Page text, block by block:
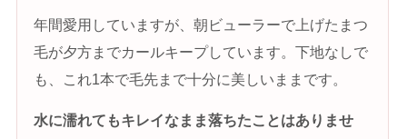
年間愛用していますが、朝ビューラーで上げたまつ
毛が夕方までカールキープしています。下地なしで
も、これ1本で毛先まで十分に美しいままです。
水に濡れてもキレイなまま落ちたことはありませ